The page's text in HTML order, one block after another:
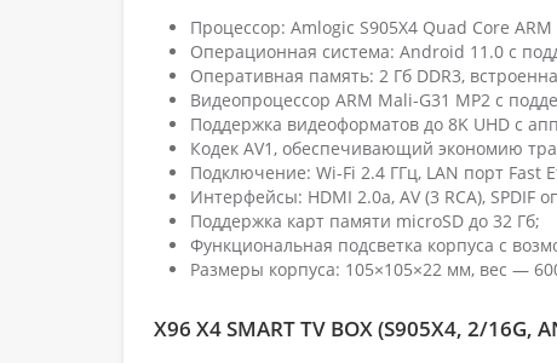
Процессор: Amlogic S905X4 Quad Core
Операционная система: Android 11.0 с
Оперативная память: 2 Гб DDR3,
Видеопроцессор ARM Mali-G31 MP2 с
Поддержка видеоформатов до 8K UHD с
Кодек AV1, обеспечивающий экономию
Подключение: Wi-Fi 2.4 ГГц, LAN порт
Интерфейсы: HDMI 2.0a, AV (3 RCA), SPDIF
Поддержка карт памяти microSD до 32 Гб;
Функциональная подсветка корпуса с
Размеры корпуса: 105×105×22 мм, вес —
X96 X4 SMART TV BOX (S905X4, 2/